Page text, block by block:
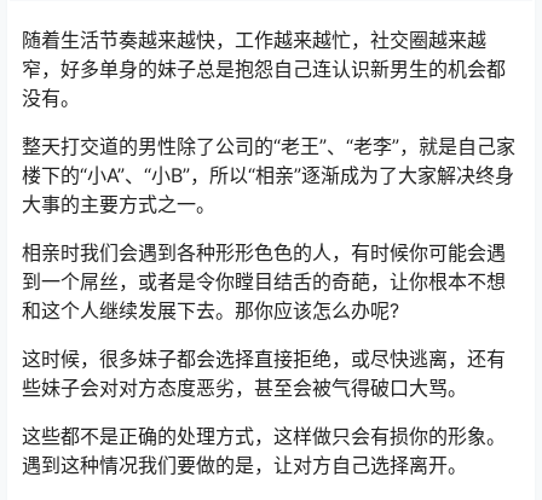
随着生活节奏越来越快，工作越来越忙，社交圈越来越
窄，好多单身的妹子总是抱怨自己连认识新男生的机会都
没有。
整天打交道的男性除了公司的“老王”、“老李”，就是自己家
楼下的“小A”、“小B”，所以“相亲”逐渐成为了大家解决终身
大事的主要方式之一。
相亲时我们会遇到各种形形色色的人，有时候你可能会遇
到一个屌丝，或者是令你瞠目结舌的奇葩，让你根本不想
和这个人继续发展下去。那你应该怎么办呢?
这时候，很多妹子都会选择直接拒绝，或尽快逃离，还有
些妹子会对对方态度恶劣，甚至会被气得破口大骂。
这些都不是正确的处理方式，这样做只会有损你的形象。
遇到这种情况我们要做的是，让对方自己选择离开。